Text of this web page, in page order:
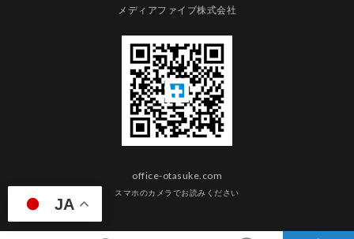
メディアファイブ株式会社
office-otasuke.com
スマホのカメラでお読みください
JA